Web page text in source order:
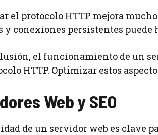
el protocolo HTTP mejora
y conexiones persistentes puede
el funcionamiento de un
HTTP. Optimizar estos
Web y SEO
de un servidor web es clave